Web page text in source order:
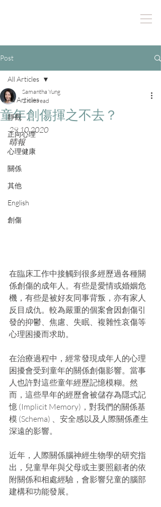
Post
All Articles
靜觀
正向心理
心理健康
關係
其他
English
創傷
All Articles
童年創傷揮之不去？
Samantha Yung
1 min read
29.10.2020
晴報
在臨床工作中接觸到很多經歷過各種關
係創傷的成年人。有些是愛情或婚姻危
機，有些是被好友同事背叛，亦有家人
反目成仇。較為嚴重的個案會因創傷引
發的抑鬱、焦慮、失眠、複雜性哀傷等
心理困擾而求助。
在治療過程中，經常發現成年人的心理
困擾會受到童年的關係創傷影響。當事
人也許對這些童年經歷記憶模糊。然
而，這些早年的經歷會被儲存為隱式記
憶 (Implicit Memory)，對我們的關係基
模 (Schema) 、安全感以及人際關係產生
深遠的影響。
近年，人際關係腦神經生物學的研究指
出，兒童早年與父母或主要照顧者的依
附關係和相處經驗，會影響兒童的腦部
建構和功能發展。